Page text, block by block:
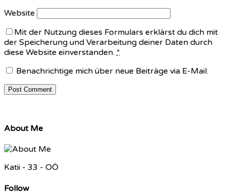
Website
Mit der Nutzung dieses Formulars erklärst du dich mit
der Speicherung und Verarbeitung deiner Daten durch
diese Website einverstanden. *
Benachrichtige mich über neue Beiträge via E-Mail.
About Me
Katii - 33 - OÖ
Follow